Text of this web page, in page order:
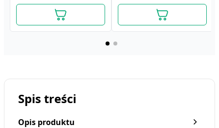
Spis treści
Opis produktu